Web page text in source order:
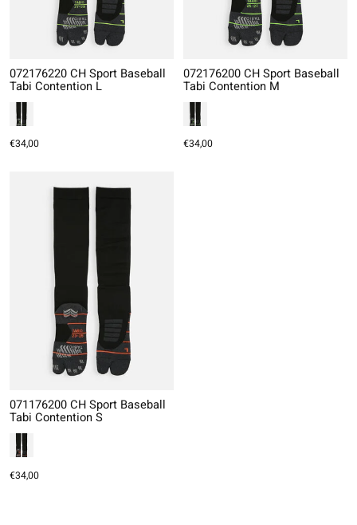
072176220 CH Sport Baseball
Tabi Contention L
€34,00
072176200 CH Sport Baseball
Tabi Contention M
€34,00
071176200 CH Sport Baseball
Tabi Contention S
€34,00